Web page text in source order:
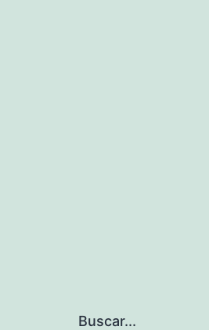
Buscar...